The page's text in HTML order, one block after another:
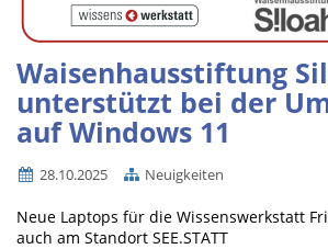
Waisenhausstiftung
unterstützt bei der
auf Windows 11
28.10.2025 Neuigkeiten
Neue Laptops für die Wissenswerkstatt
auch am Standort SEE.STATT